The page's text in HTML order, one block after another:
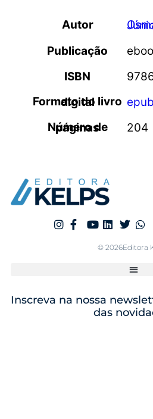
Autor
Osmar Pires
Publicação
ISBN
Formato do livro digital
epub
Número de páginas
204
© 2026Editora
Inscreva na nossa
das